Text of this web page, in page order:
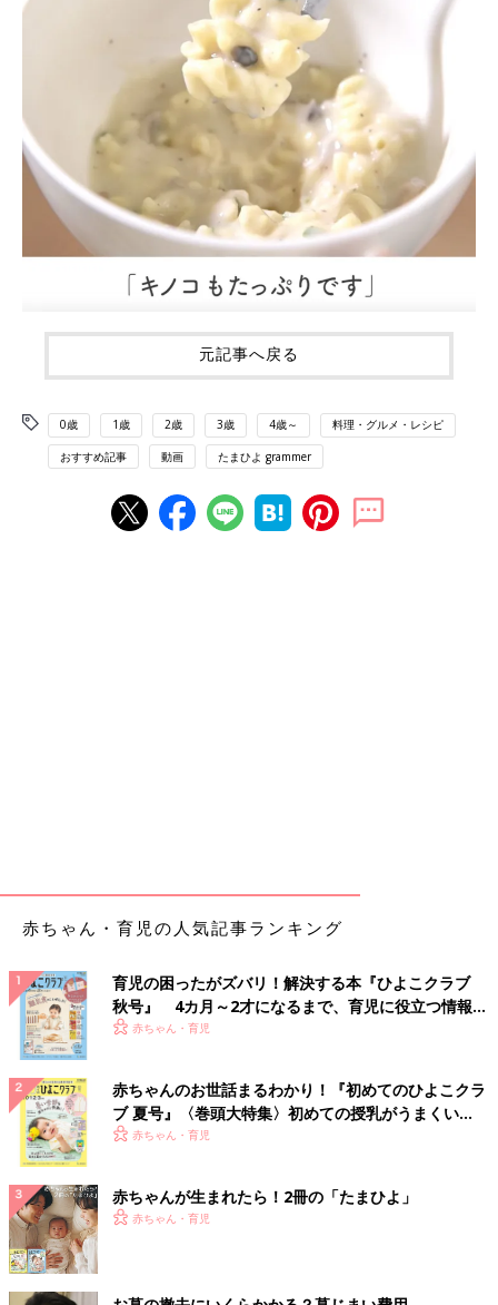
元記事へ戻る
0歳 1歳 2歳 3歳 4歳～ 料理・グルメ・レシピ
おすすめ記事 動画 たまひよ grammer
赤ちゃん・育児の人気記事ランキング
育児の困ったがズバリ！解決する本『ひよこクラブ
秋号』 4カ月～2才になるまで、育児に役立つ情報が
いっぱい！
赤ちゃん・育児
赤ちゃんのお世話まるわかり！『初めてのひよこクラ
ブ 夏号』〈巻頭大特集〉初めての授乳がうまくい
く！ おっぱい・ミルクの基本と夏のトラブル 解決テ
赤ちゃん・育児
赤ちゃんが生まれたら！2冊の「たまひよ」
赤ちゃん・育児